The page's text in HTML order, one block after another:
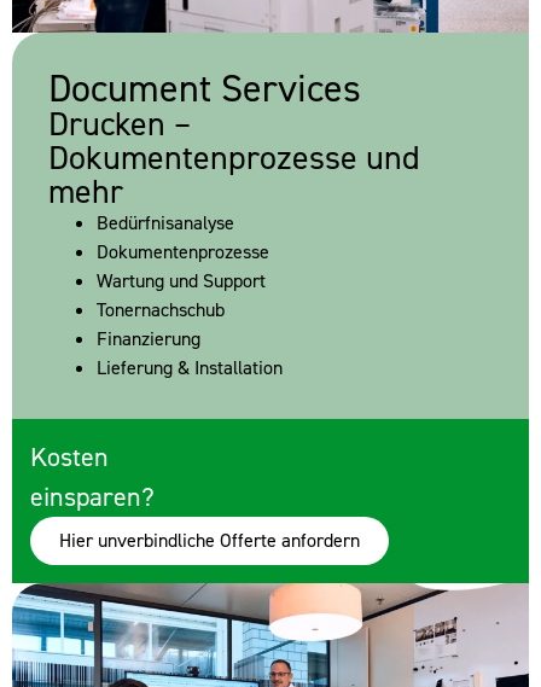
Document Services
Drucken –
Dokumentenprozesse und
mehr
Bedürfnisanalyse
Dokumentenprozesse
Wartung und Support
Tonernachschub
Finanzierung
Lieferung & Installation
Kosten
einsparen?
Hier unverbindliche Offerte anfordern